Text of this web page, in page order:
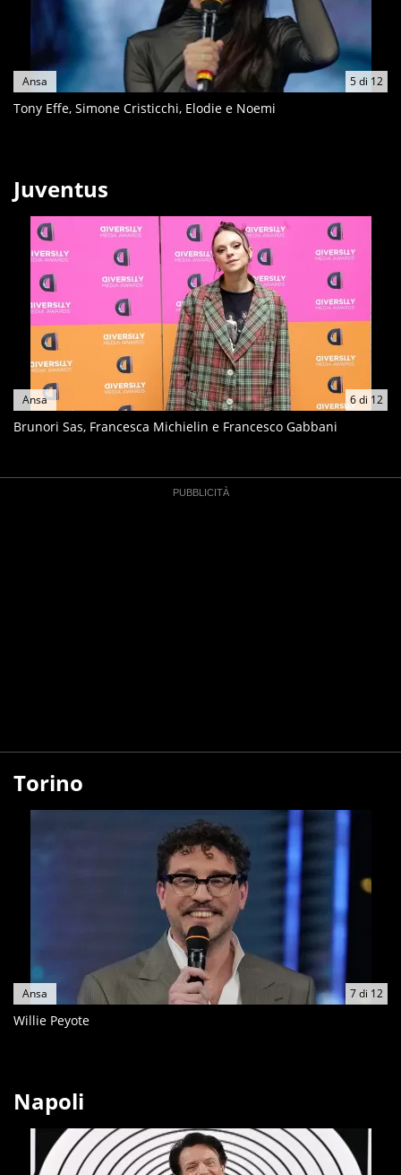
5di 12
Ansa
Tony Effe, Simone Cristicchi, Elodie e Noemi
Juventus
6di 12
Ansa
Brunori Sas, Francesca Michielin e Francesco Gabbani
Torino
7di 12
Ansa
Willie Peyote
Napoli